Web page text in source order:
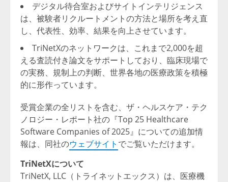
デジタル待合室およびサイトインテリジェンス
は、被験者リクルートメントの方法と場所を考え直
し、代表性、効率、結果を向上させています。
TriNetXのネットワークは、これまで2,000を超
える査読付き論文をサポートしており、臨床現場で
の実務、規制上の判断、世界各地の医療政策を積極
的に形作っています。
受賞企業の全リストを含む、ザ・ヘルスケア・テク
ノロジー・レポート社の『Top 25 Healthcare
Software Companies of 2025』についての追加情
報は、同社のウェブサイト でご覧いただけます。
TriNetXについて
TriNetX, LLC（トライネットエックス）は、医療機